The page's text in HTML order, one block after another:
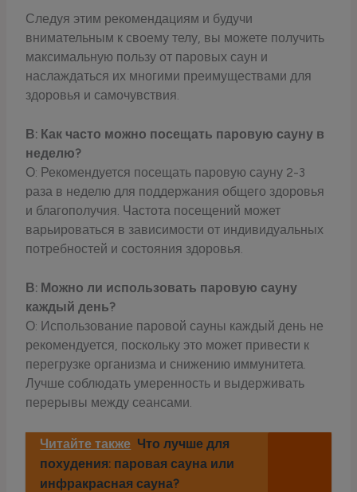
Следуя этим рекомендациям и будучи
внимательным к своему телу, вы можете получить
максимальную пользу от паровых саун и
наслаждаться их многими преимуществами для
здоровья и самочувствия.
В: Как часто можно посещать паровую сауну в
неделю?
О: Рекомендуется посещать паровую сауну 2-3
раза в неделю для поддержания общего здоровья
и благополучия. Частота посещений может
варьироваться в зависимости от индивидуальных
потребностей и состояния здоровья.
В: Можно ли использовать паровую сауну
каждый день?
О: Использование паровой сауны каждый день не
рекомендуется, поскольку это может привести к
перегрузке организма и снижению иммунитета.
Лучше соблюдать умеренность и выдерживать
перерывы между сеансами.
Читайте также Что лучше для
похудения: паровая сауна или
инфракрасная сауна?